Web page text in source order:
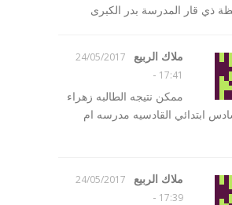
ذي قار المدرسة بدر الكبرى
ملاك الربيع
24/05/2017
17:41
-
ممكن نتيجه الطالبه زهراء
ابتدائي القادسيه مدرسه ام
ملاك الربيع
24/05/2017
17:39
-